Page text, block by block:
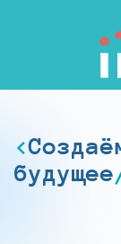
будущее